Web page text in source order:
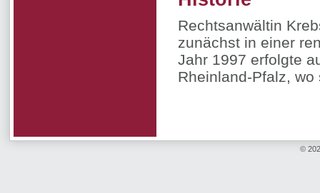
Rechtsanwältin
zunächst in einer
Jahr 1997 erfolgte
Rheinland-Pfalz,
©